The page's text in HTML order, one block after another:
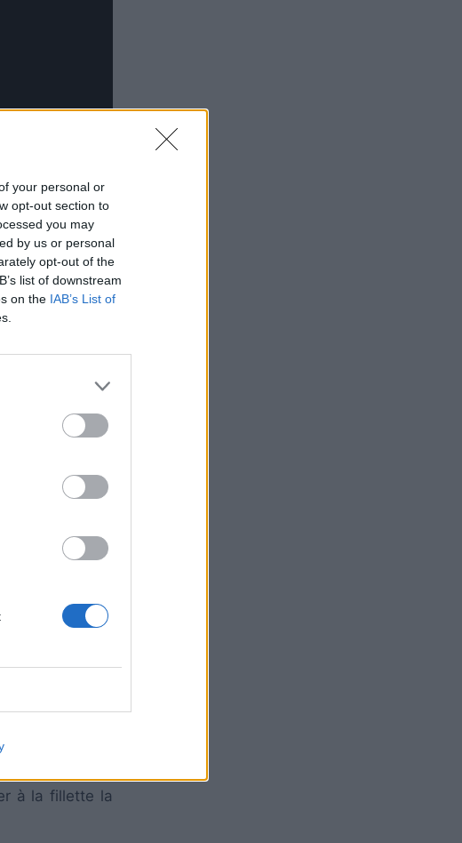
your personal or
opt-out section to
you may
by us or personal
opt-out of the
list of downstream
on the IAB’s List of
mystérieux
à la fillette la